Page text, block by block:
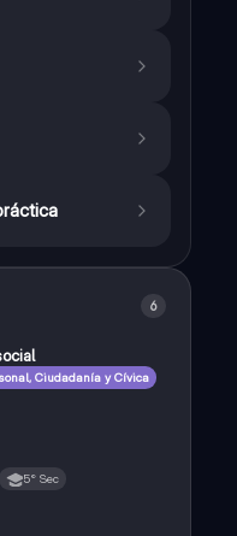
6
Ciudadanía y Cívica
5° Sec